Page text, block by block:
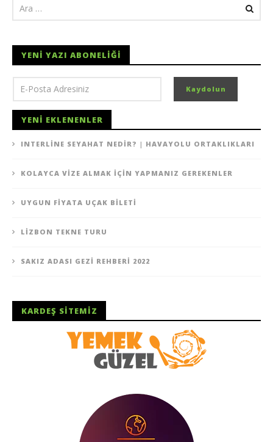
YENI YAZI ABONELIĞI
YENI EKLENENLER
INTERLINE SEYAHAT NEDIR? | HAVAYOLU ORTAKLIKLARI
KOLAYCA VIZE ALMAK İÇIN YAPMANIZ GEREKENLER
UYGUN FIYATA UÇAK BILETI
LIZBON TEKNE TURU
SAKIZ ADASI GEZI REHBERI 2022
KARDEŞ SITEMIZ